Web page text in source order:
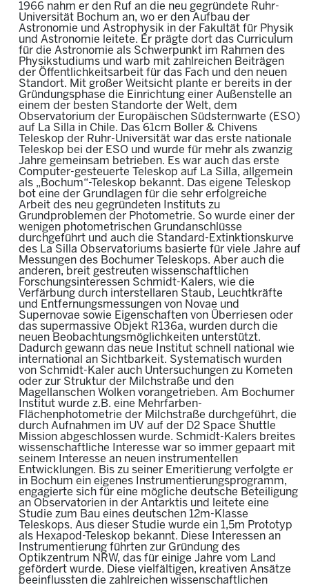
1966 nahm er den Ruf an die neu gegründete Ruhr-
Universität Bochum an, wo er den Aufbau der
Astronomie und Astrophysik in der Fakultät für Physik
und Astronomie leitete. Er prägte dort das Curriculum
für die Astronomie als Schwerpunkt im Rahmen des
Physikstudiums und warb mit zahlreichen Beiträgen
der Öffentlichkeitsarbeit für das Fach und den neuen
Standort. Mit großer Weitsicht plante er bereits in der
Gründungsphase die Einrichtung einer Außenstelle an
einem der besten Standorte der Welt, dem
Observatorium der Europäischen Südsternwarte (ESO)
auf La Silla in Chile. Das 61cm Boller & Chivens
Teleskop der Ruhr-Universität war das erste nationale
Teleskop bei der ESO und wurde für mehr als zwanzig
Jahre gemeinsam betrieben. Es war auch das erste
Computer-gesteuerte Teleskop auf La Silla, allgemein
als „Bochum“-Teleskop bekannt. Das eigene Teleskop
bot eine der Grundlagen für die sehr erfolgreiche
Arbeit des neu gegründeten Instituts zu
Grundproblemen der Photometrie. So wurde einer der
wenigen photometrischen Grundanschlüsse
durchgeführt und auch die Standard-Extinktionskurve
des La Silla Observatoriums basierte für viele Jahre auf
Messungen des Bochumer Teleskops. Aber auch die
anderen, breit gestreuten wissenschaftlichen
Forschungsinteressen Schmidt-Kalers, wie die
Verfärbung durch interstellaren Staub, Leuchtkräfte
und Entfernungsmessungen von Novae und
Supernovae sowie Eigenschaften von Überriesen oder
das supermassive Objekt R136a, wurden durch die
neuen Beobachtungsmöglichkeiten unterstützt.
Dadurch gewann das neue Institut schnell national wie
international an Sichtbarkeit. Systematisch wurden
von Schmidt-Kaler auch Untersuchungen zu Kometen
oder zur Struktur der Milchstraße und den
Magellanschen Wolken vorangetrieben. Am Bochumer
Institut wurde z.B. eine Mehrfarben-
Flächenphotometrie der Milchstraße durchgeführt, die
durch Aufnahmen im UV auf der D2 Space Shuttle
Mission abgeschlossen wurde. Schmidt-Kalers breites
wissenschaftliche Interesse war so immer gepaart mit
seinem Interesse an neuen instrumentellen
Entwicklungen. Bis zu seiner Emeritierung verfolgte er
in Bochum ein eigenes Instrumentierungsprogramm,
engagierte sich für eine mögliche deutsche Beteiligung
an Observatorien in der Antarktis und leitete eine
Studie zum Bau eines deutschen 12m-Klasse
Teleskops. Aus dieser Studie wurde ein 1,5m Prototyp
als Hexapod-Teleskop bekannt. Diese Interessen an
Instrumentierung führten zur Gründung des
Optikzentrum NRW, das für einige Jahre vom Land
gefördert wurde. Diese vielfältigen, kreativen Ansätze
beeinflussten die zahlreichen wissenschaftlichen